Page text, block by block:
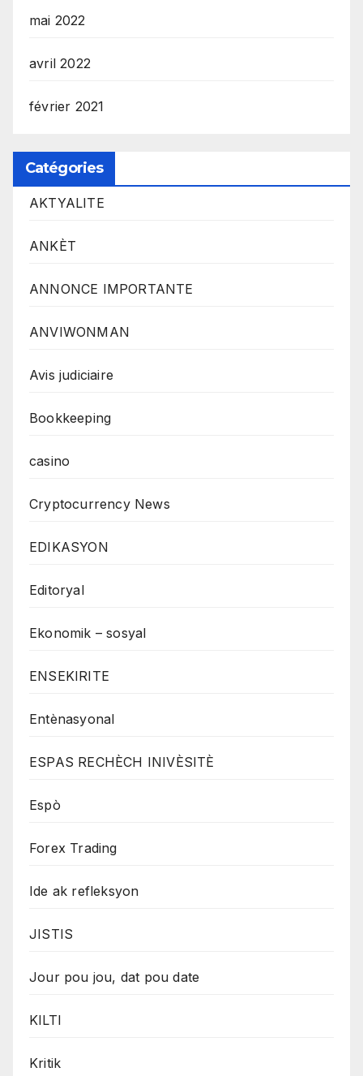
mai 2022
avril 2022
février 2021
Catégories
AKTYALITE
ANKÈT
ANNONCE IMPORTANTE
ANVIWONMAN
Avis judiciaire
Bookkeeping
casino
Cryptocurrency News
EDIKASYON
Editoryal
Ekonomik – sosyal
ENSEKIRITE
Entènasyonal
ESPAS RECHÈCH INIVÈSITÈ
Espò
Forex Trading
Ide ak refleksyon
JISTIS
Jour pou jou, dat pou date
KILTI
Kritik